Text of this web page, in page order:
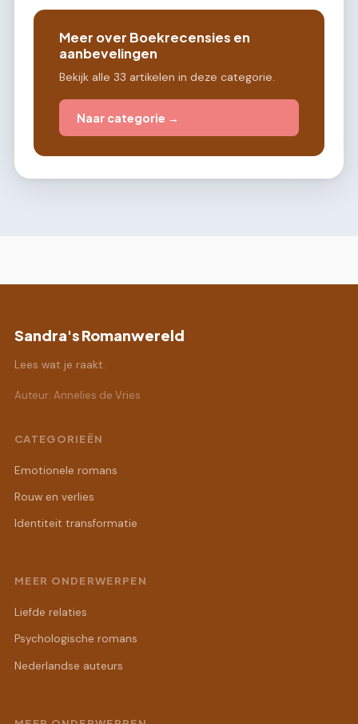
Meer over Boekrecensies en
aanbevelingen
Bekijk alle 33 artikelen in deze categorie.
Naar categorie →
Sandra's Romanwereld
Lees wat je raakt.
Auteur: Annelies de Vries
CATEGORIEËN
Emotionele romans
Rouw en verlies
Identiteit transformatie
MEER ONDERWERPEN
Liefde relaties
Psychologische romans
Nederlandse auteurs